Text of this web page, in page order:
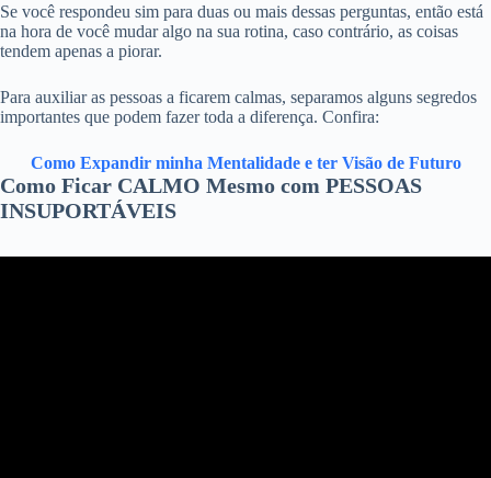
Se você respondeu sim para duas ou mais dessas perguntas, então está
na hora de você mudar algo na sua rotina, caso contrário, as coisas
tendem apenas a piorar.
Para auxiliar as pessoas a ficarem calmas, separamos alguns segredos
importantes que podem fazer toda a diferença. Confira:
Como Expandir minha Mentalidade e ter Visão de Futuro
Como Ficar CALMO Mesmo com PESSOAS
INSUPORTÁVEIS